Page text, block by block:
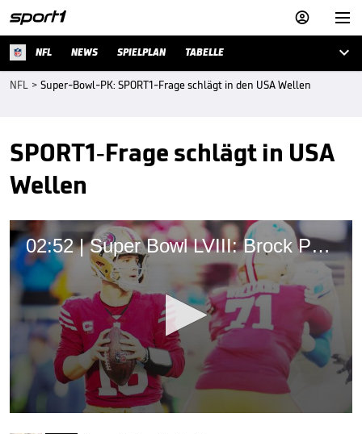


NFL NEWS SPIELPLAN TABELLE 
NFL > Super-Bowl-PK: SPORT1-Frage schlägt in den USA Wellen
SPORT1-Frage schlägt in USA
Wellen
02:52 | Super Bowl LVIII: Brock Purdy als "Mr. Relevant"
seconds